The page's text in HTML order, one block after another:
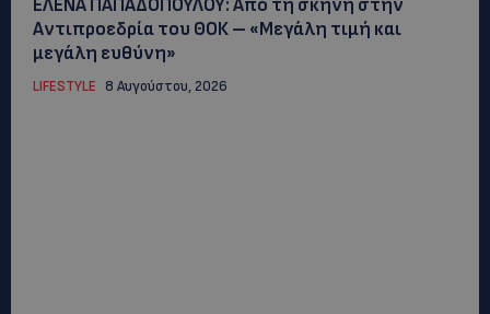
ΕΛΕΝΑ ΠΑΠΑΔΟΠΟΥΛΟΥ: Από τη σκηνή στην
Αντιπροεδρία του ΘΟΚ – «Μεγάλη τιμή και
μεγάλη ευθύνη»
LIFESTYLE 8 Αυγούστου, 2026